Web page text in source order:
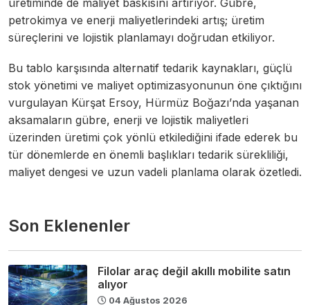
petrokimya ve enerji maliyetlerindeki artış; üretim
süreçlerini ve lojistik planlamayı doğrudan etkiliyor.
Bu tablo karşısında alternatif tedarik kaynakları, güçlü
stok yönetimi ve maliyet optimizasyonunun öne çıktığını
vurgulayan Kürşat Ersoy, Hürmüz Boğazı’nda yaşanan
aksamaların gübre, enerji ve lojistik maliyetleri
üzerinden üretimi çok yönlü etkilediğini ifade ederek bu
tür dönemlerde en önemli başlıkları tedarik sürekliliği,
maliyet dengesi ve uzun vadeli planlama olarak özetledi.
Son Eklenenler
Filolar araç değil akıllı mobilite satın
alıyor
04 Ağustos 2026